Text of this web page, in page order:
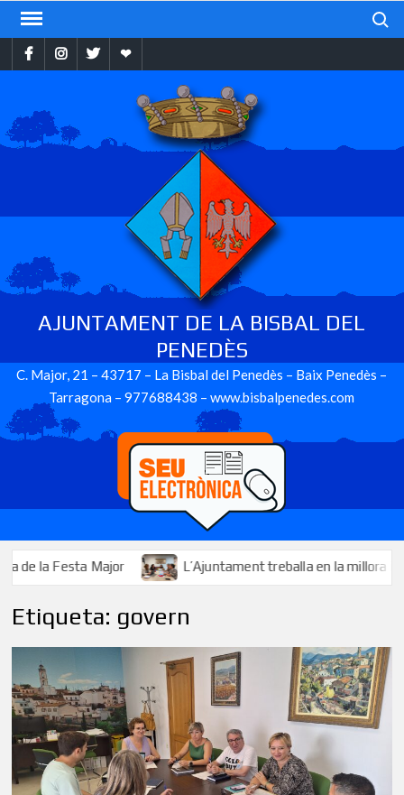
Skip
contentFacebookInstragram
TwitterEbando
AJUNTAMENT DE LA BISBAL DEL
PENEDÈS
C. Major, 21 – 43717 – La Bisbal del Penedès – Baix Penedès –
Tarragona – 977688438 – www.bisbalpenedes.com
Major L’Ajuntament treballa en la millora i
Etiqueta: govern